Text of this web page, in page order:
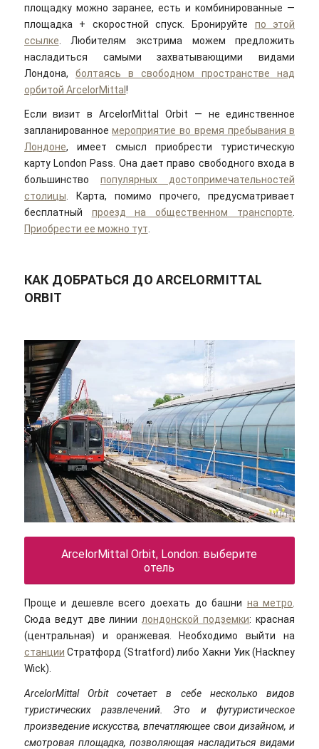
площадку можно заранее, есть и комбинированные —
площадка + скоростной спуск. Бронируйте по этой
ссылке . Любителям экстрима можем предложить
насладиться самыми захватывающими видами
Лондона, болтаясь в свободном пространстве над
орбитой ArcelorMittal!
Если визит в ArcelorMittal Orbit — не единственное
запланированноемероприятие во время пребывания в
Лондоне, имеет смысл приобрести туристическую
карту London Pass. Она дает право свободного входа в
большинство популярных достопримечательностей
столицы. Карта, помимо прочего, предусматривает
бесплатный проезд на общественном транспорте.
Приобрести ее можно тут.
КАК ДОБРАТЬСЯ ДО ARCELORMITTAL
ORBIT
ArcelorMittal Orbit, London: выберите
отель
Проще и дешевле всего доехать до башни на метро.
Сюда ведут две линиилондонской подземки: красная
(центральная) и оранжевая. Необходимо выйти на
станции Стратфорд (Stratford) либо Хакни Уик (Hackney
Wick).
ArcelorMittal Orbit сочетает в себе несколько видов
туристических развлечений. Это и футуристическое
произведение искусства, впечатляющее свои дизайном, и
смотровая площадка, позволяющая насладиться видами